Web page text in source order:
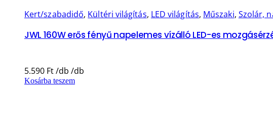
Kert/szabadidő, Kültéri világítás, LED világítás, Műszaki, Szolár,
JWL 160W erős fényű napelemes vízálló LED-es
5.590 Ft
Kosárba teszem